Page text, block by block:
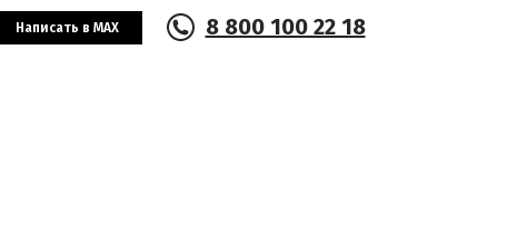
8 800 100 22 18
Написать в MAX